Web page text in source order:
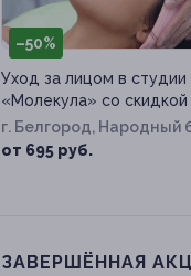
–50%
Уход за лицом в студии
«Молекула» со скидкой
г. Белгород, Народный
87
от 695 руб.
ЗАВЕРШЁННАЯ